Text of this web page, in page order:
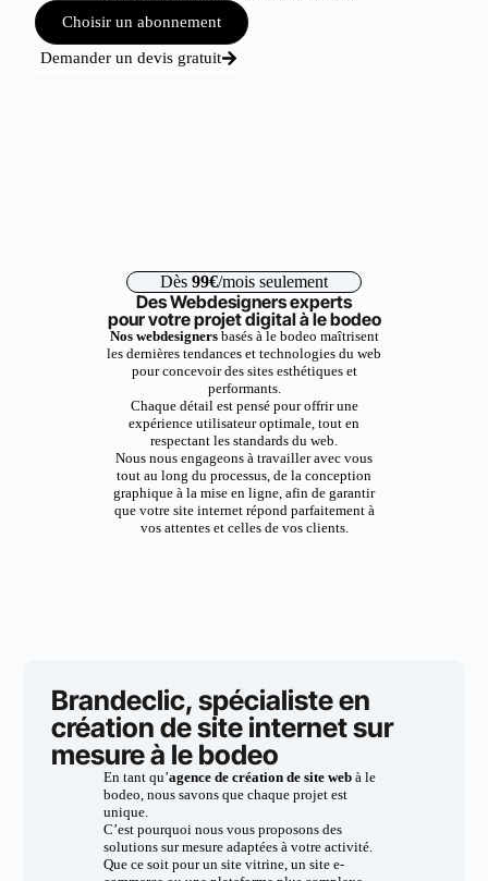
Choisir un abonnement
Demander un devis gratuit
Dès 99€/mois seulement
Des Webdesigners experts
pour votre projet digital à le bodeo
Nos webdesignersbasés à le bodeo maîtrisent
les dernières tendances et technologies du web
pour concevoir des sites esthétiques et
performants.
Chaque détail est pensé pour offrir une
expérience utilisateur optimale, tout en
respectant les standards du web.
Nous nous engageons à travailler avec vous
tout au long du processus, de la conception
graphique à la mise en ligne, afin de garantir
que votre site internet répond parfaitement à
vos attentes et celles de vos clients.
Brandeclic, spécialiste en
création de site internet sur
mesure à le bodeo
En tant qu’agence de création de site webà le
bodeo, nous savons que chaque projet est
unique.
C’est pourquoi nous vous proposons des
solutions sur mesure adaptées à votre activité.
Que ce soit pour un site vitrine, un site e-